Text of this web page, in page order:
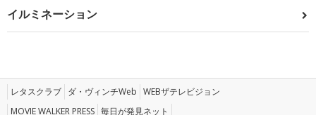
イルミネーション
レタスクラブ ダ・ヴィンチWeb WEBザテレビジョン
MOVIE WALKER PRESS 毎日が発見ネット